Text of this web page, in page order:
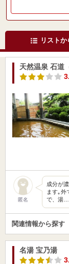
リスト
天然温泉 石道
匿名
成分が
ます｡外
で、湯…
関連情報から探す
名湯 宝乃湯